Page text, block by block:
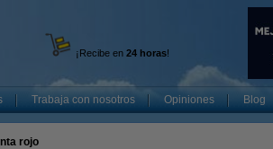
¡Recibe en 24 horas!
Trabaja con nosotros Opiniones Blog
rojo